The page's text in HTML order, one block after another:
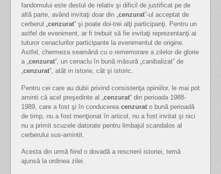
fandomului este destul de relativ şi dificil de justificat pe de
altă parte, având invitaţi doar din „ cenzurat”-ul acceptat de
cerberul „ cenzurat” şi poate doi-trei alţi participanţi. Pentru un
astfel de eveniment, ar fi trebuit să fie invitaţi reprezentanţi ai
tuturor cenaclurilor participante la evenimentul de origine.
Astfel, chermeza seamănă cu o rememorare a zilelor de glorie
a „ cenzurat”, un cenaclu în bună măsură „canibalizat” de
cenzurat”, atât in istorie, cât şi istoric.
Pentru cei care au dubii privind consistenţa opiniilor, le mai pot
aminti că acel preşedinte al „ cenzurat” din perioada 1988-
1989, care a fost şi în conducerea cenzurato bună perioadă
de timp, nu a fost menţionat în articol, nu a fost invitat şi nici
nu a primit scuzele datorate pentru limbajul scandalos al
cerberului sus-amintit.
Acesta din urmă fiind o dovadă a rescrierii istoriei, temă
ajunsă la ordinea zilei.